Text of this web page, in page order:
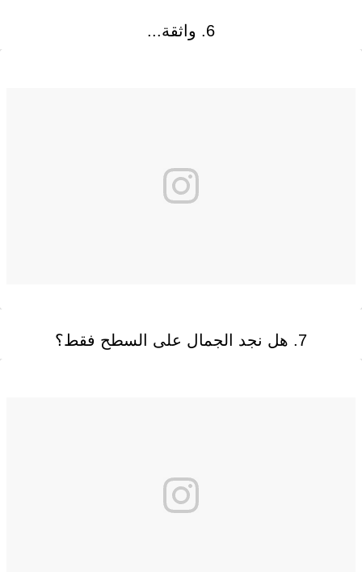
6. واثقة...
7. هل نجد الجمال على السطح فقط؟